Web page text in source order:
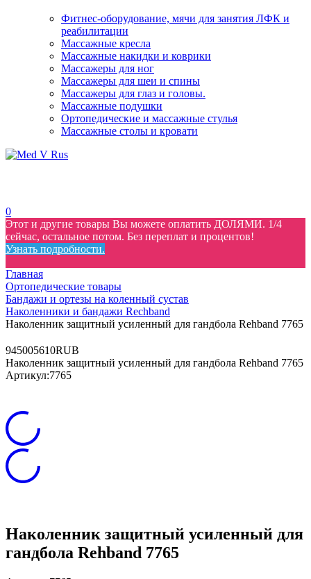
Фитнес-оборудование, мячи для занятия ЛФК и
реабилитации
Массажные кресла
Массажные накидки и коврики
Массажеры для ног
Массажеры для шеи и спины
Массажеры для глаз и головы.
Массажные подушки
Ортопедические и массажные стулья
Массажные столы и кровати
0
Этот и другие товары Вы можете оплатить ДОЛЯМИ. 1/4
сейчас, остальное потом. Без переплат и процентов!
Узнать подробности.
Главная
Ортопедические товары
Бандажи и ортезы на коленный сустав
Наколенники и бандажи Rechband
Наколенник защитный усиленный для гандбола Rehband 7765
945005610RUB
Наколенник защитный усиленный для гандбола Rehband 7765
Артикул:7765
Наколенник защитный усиленный для
гандбола Rehband 7765